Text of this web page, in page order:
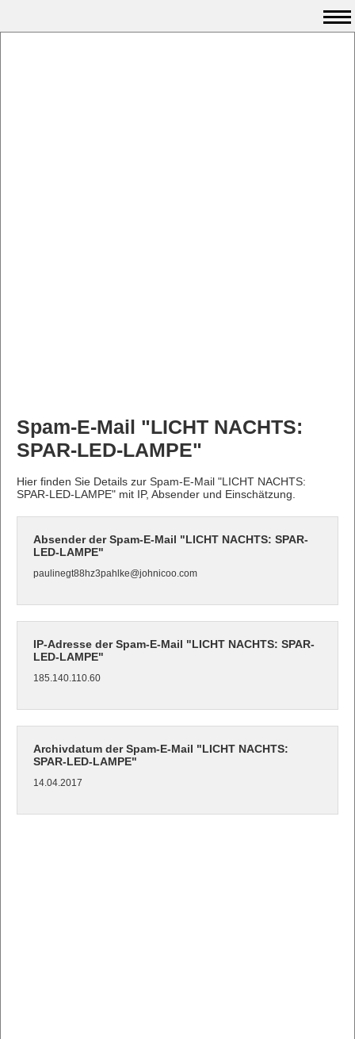
Spam-E-Mail "LICHT NACHTS:
SPAR-LED-LAMPE"
Hier finden Sie Details zur Spam-E-Mail "LICHT NACHTS:
SPAR-LED-LAMPE" mit IP, Absender und Einschätzung.
Absender der Spam-E-Mail "LICHT NACHTS: SPAR-
LED-LAMPE"
paulinegt88hz3pahlke@johnicoo.com
IP-Adresse der Spam-E-Mail "LICHT NACHTS: SPAR-
LED-LAMPE"
185.140.110.60
Archivdatum der Spam-E-Mail "LICHT NACHTS:
SPAR-LED-LAMPE"
14.04.2017